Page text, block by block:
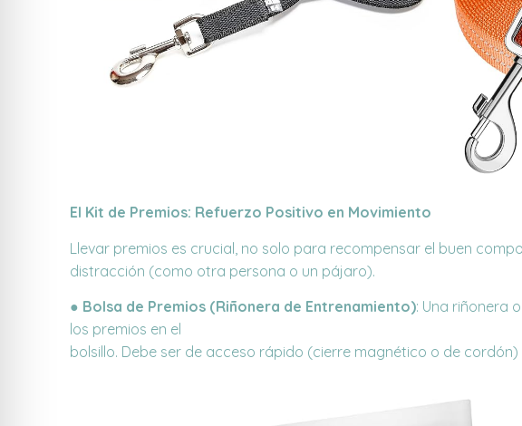
El Kit de Premios: Refuerzo Positivo en Movimiento
Llevar premios es crucial, no solo para recompensar el buen
distracción (como otra persona o un pájaro).
● Bolsa de Premios (Riñonera de Entrenamiento): Una riñonera
los premios en el
bolsillo. Debe ser de acceso rápido (cierre magnético o de